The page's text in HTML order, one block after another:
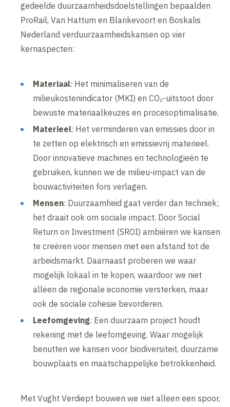
gedeelde duurzaamheidsdoelstellingen bepaalden
ProRail, Van Hattum en Blankevoort en Boskalis
Nederland verduurzaamheidskansen op vier
kernaspecten:
Materiaal: Het minimaliseren van de
milieukostenindicator (MKI) en CO₂-uitstoot door
bewuste materiaalkeuzes en procesoptimalisatie.
Materieel: Het verminderen van emissies door in
te zetten op elektrisch en emissievrij materieel.
Door innovatieve machines en technologieën te
gebruiken, kunnen we de milieu-impact van de
bouwactiviteiten fors verlagen.
Mensen: Duurzaamheid gaat verder dan techniek;
het draait ook om sociale impact. Door Social
Return on Investment (SROI) ambiëren we kansen
te creëren voor mensen met een afstand tot de
arbeidsmarkt. Daarnaast proberen we waar
mogelijk lokaal in te kopen, waardoor we niet
alleen de regionale economie versterken, maar
ook de sociale cohesie bevorderen.
Leefomgeving: Een duurzaam project houdt
rekening met de leefomgeving. Waar mogelijk
benutten we kansen voor biodiversiteit, duurzame
bouwplaats en maatschappelijke betrokkenheid.
Met Vught Verdiept bouwen we niet alleen een spoor,